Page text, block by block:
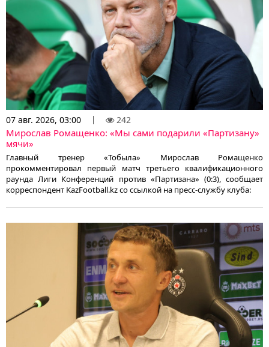
07 авг. 2026, 03:00 242
Мирослав Ромащенко: «Мы сами подарили «Партизану»
мячи»
Главный тренер «Тобыла» Мирослав Ромащенко
прокомментировал первый матч третьего квалификационного
раунда Лиги Конференций против «Партизана» (0:3), сообщает
корреспондент KazFootball.kz со ссылкой на пресс-службу клуба: